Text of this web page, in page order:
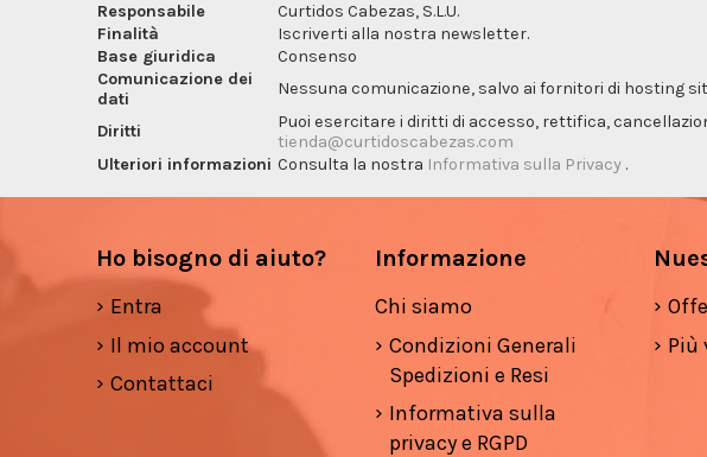
Responsabile
Curtidos Cabezas, S.L.U.
Finalità
Iscriverti alla nostra newsletter.
Base giuridica
Consenso
Comunicazione dei
dati
Nessuna comunicazione, salvo ai fornitori di hosting
Diritti
Puoi esercitare i diritti di accesso, rettifica,
tienda@curtidoscabezas.com
Ulteriori informazioni Consulta la nostra Informativa sulla Privacy .
Ho bisogno di aiuto?
Entra
Il mio account
Contattaci
Informazione
Chi siamo
Condizioni Generali
Spedizioni e Resi
Informativa sulla
privacy e RGPD
Più